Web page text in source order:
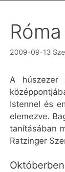
2009-09-13
A húszezer
Istennel és
elemezve.
tanításában
Ratzinger